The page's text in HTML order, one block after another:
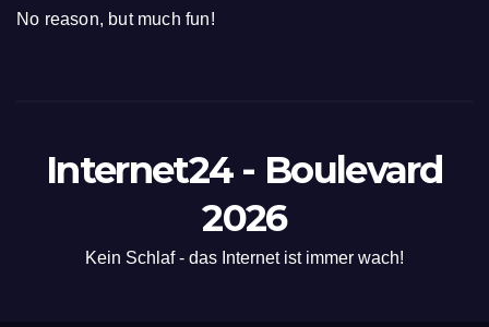
No reason, but much fun!
Internet24 - Boulevard
2026
Kein Schlaf - das Internet ist immer wach!